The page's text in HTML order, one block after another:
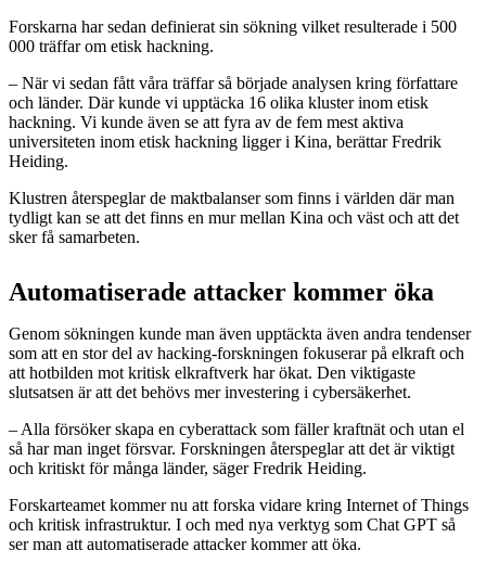
Forskarna har sedan definierat sin sökning vilket resulterade i 500
000 träffar om etisk hackning.
– När vi sedan fått våra träffar så började analysen kring författare
och länder. Där kunde vi upptäcka 16 olika kluster inom etisk
hackning. Vi kunde även se att fyra av de fem mest aktiva
universiteten inom etisk hackning ligger i Kina, berättar Fredrik
Heiding.
Klustren återspeglar de maktbalanser som finns i världen där man
tydligt kan se att det finns en mur mellan Kina och väst och att det
sker få samarbeten.
Automatiserade attacker kommer öka
Genom sökningen kunde man även upptäckta även andra tendenser
som att en stor del av hacking-forskningen fokuserar på elkraft och
att hotbilden mot kritisk elkraftverk har ökat. Den viktigaste
slutsatsen är att det behövs mer investering i cybersäkerhet.
– Alla försöker skapa en cyberattack som fäller kraftnät och utan el
så har man inget försvar. Forskningen återspeglar att det är viktigt
och kritiskt för många länder, säger Fredrik Heiding.
Forskarteamet kommer nu att forska vidare kring Internet of Things
och kritisk infrastruktur. I och med nya verktyg som Chat GPT så
ser man att automatiserade attacker kommer att öka.